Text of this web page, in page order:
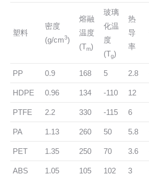
塑料
密度
(g/cm3)
熔融
温度
(Tm)
玻璃
化温
度
(Tg)
热
导
率
PP 0.9 168 5 2.8
HDPE 0.96 134 -110 12
PTFE 2.2 330 -115 6
PA 1.13 260 50 5.8
PET 1.35 250 70 3.6
ABS 1.05 105 102 3